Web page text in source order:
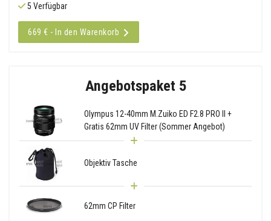
5 Verfügbar
669 € - In den Warenkorb
Angebotspaket 5
Olympus 12-40mm M.Zuiko ED F2.8 PRO II +
Gratis 62mm UV Filter (Sommer Angebot)
Objektiv Tasche
62mm CP Filter